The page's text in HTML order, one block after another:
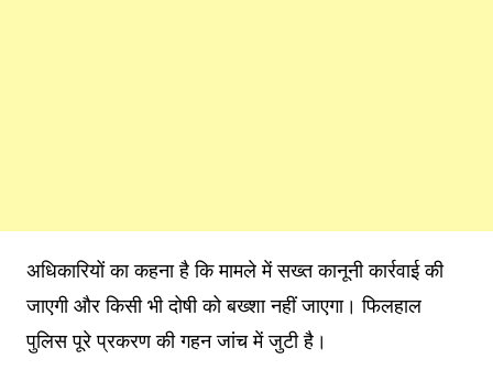
अधिकारियों का कहना है कि मामले में सख्त कानूनी कार्रवाई की
जाएगी और किसी भी दोषी को बख्शा नहीं जाएगा। फिलहाल
पुलिस पूरे प्रकरण की गहन जांच में जुटी है।